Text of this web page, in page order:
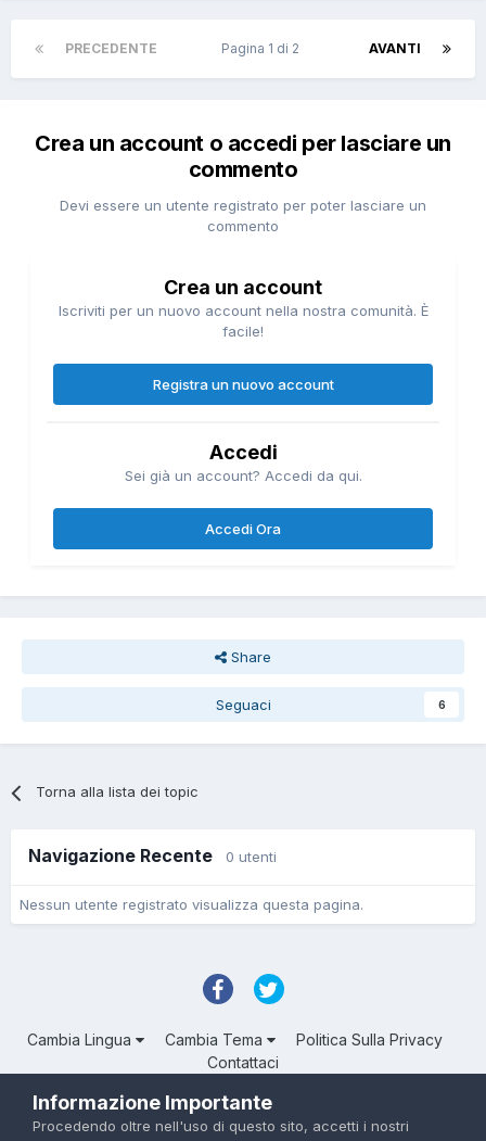
PRECEDENTE AVANTI
Pagina 1 di 2
Crea un account o accedi per lasciare un
commento
Devi essere un utente registrato per poter lasciare un
commento
Crea un account
Iscriviti per un nuovo account nella nostra comunità. È
facile!
Registra un nuovo account
Accedi
Sei già un account? Accedi da qui.
Accedi Ora
Share
Seguaci 6
Torna alla lista dei topic
Navigazione Recente 0 utenti
Nessun utente registrato visualizza questa pagina.
Cambia Lingua Cambia Tema
Politica Sulla Privacy
Contattaci
Powered by Invision Community
Informazione Importante
Procedendo oltre nell'uso di questo sito, accetti i nostri